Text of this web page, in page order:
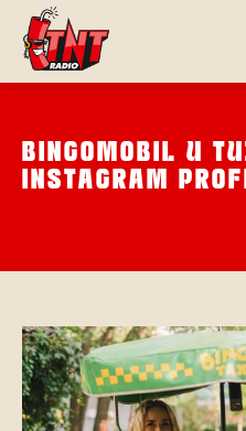
BINGOMOBIL U
INSTAGRAM